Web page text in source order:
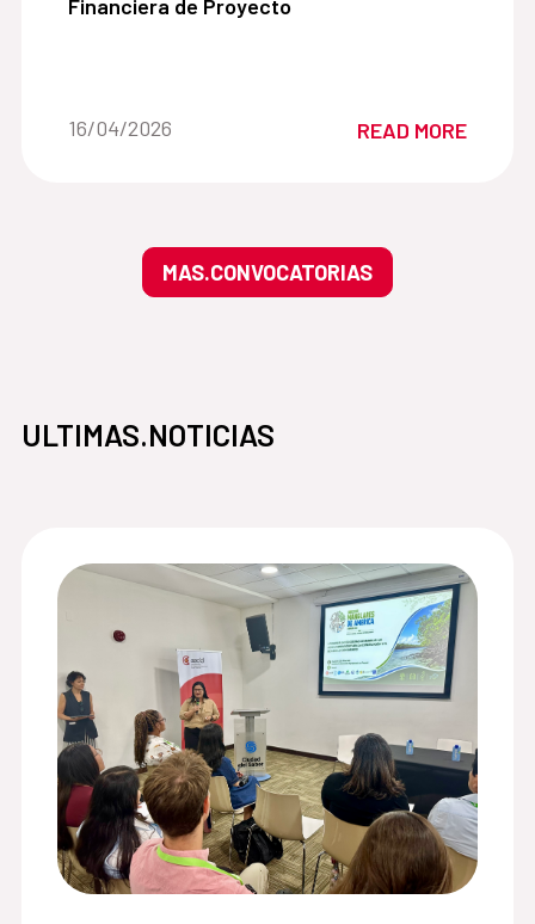
Financiera de Proyecto
Date of the news::
16/04/2026 READ MORE
MAS.CONVOCATORIAS
ULTIMAS.NOTICIAS